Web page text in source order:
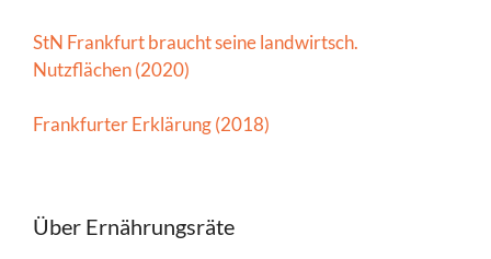
StN Frankfurt braucht seine landwirtsch.
Nutzflächen (2020)
Frankfurter Erklärung (2018)
Über Ernährungsräte